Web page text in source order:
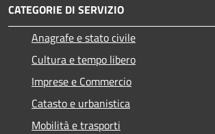
CATEGORIE DI SERVIZIO
Anagrafe e stato civile
Cultura e tempo libero
Imprese e Commercio
Catasto e urbanistica
Mobilità e trasporti